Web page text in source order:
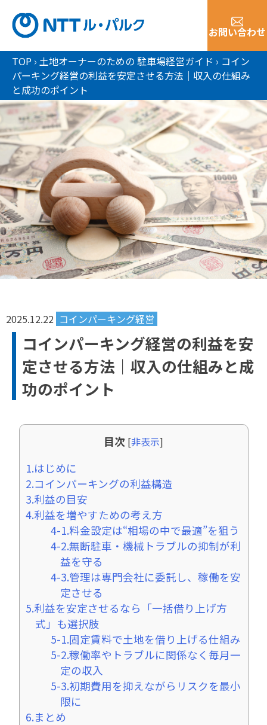
お問い合わせ
TOP › 土地オーナーのための 駐車場経営ガイド › コイン
パーキング経営の利益を安定させる方法｜収入の仕組み
と成功のポイント
2025.12.22 コインパーキング経営
コインパーキング経営の利益を安
定させる方法｜収入の仕組みと成
功のポイント
目次 [非表示]
1.はじめに
2.コインパーキングの利益構造
3.利益の目安
4.利益を増やすための考え方
4-1.料金設定は“相場の中で最適”を狙う
4-2.無断駐車・機械トラブルの抑制が利
益を守る
4-3.管理は専門会社に委託し、稼働を安
定させる
5.利益を安定させるなら「一括借り上げ方
式」も選択肢
5-1.固定賃料で土地を借り上げる仕組み
5-2.稼働率やトラブルに関係なく毎月一
定の収入
5-3.初期費用を抑えながらリスクを最小
限に
6.まとめ